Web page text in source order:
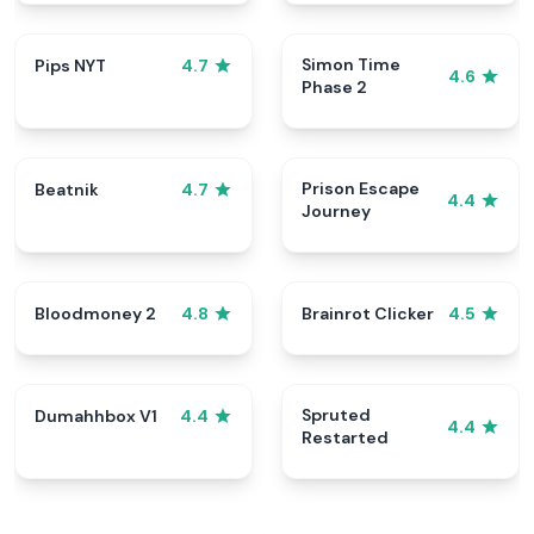
Pips NYT 4.7
Simon Time
Phase 2
4.6
Beatnik 4.7
Prison Escape
Journey
4.4
Bloodmoney 2 4.8 Brainrot Clicker 4.5
Dumahhbox V1 4.4
Spruted
Restarted
4.4